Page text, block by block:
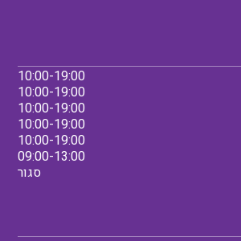
10:00-19:00
10:00-19:00
10:00-19:00
10:00-19:00
10:00-19:00
09:00-13:00
סגור